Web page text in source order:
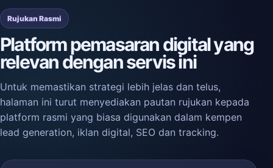
Rujukan Rasmi
Platform pemasaran digital yang
relevan dengan servis ini
Untuk memastikan strategi lebih jelas dan telus,
halaman ini turut menyediakan pautan rujukan kepada
platform rasmi yang biasa digunakan dalam kempen
lead generation, iklan digital, SEO dan tracking.